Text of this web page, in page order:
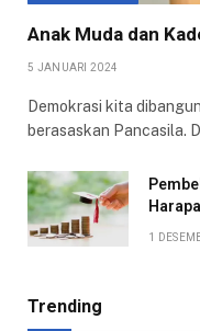
Anak Muda dan
5 JANUARI 2024
Demokrasi kita
berasaskan Pancasila.
1
Trending